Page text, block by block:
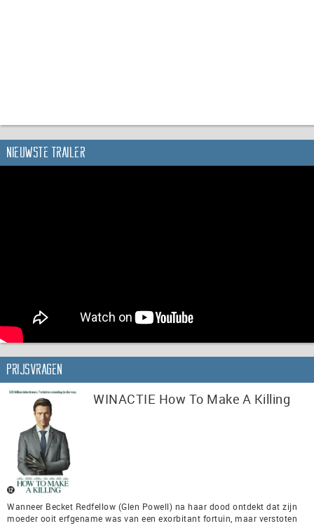
Nieuwste trailer
Prijsvragen
WINACTIE How To Make A Killing
Wanneer Becket Redfellow (Glen Powell) na haar dood ontdekt dat zijn
moeder ooit erfgename was van een exorbitant fortuin, maar verstoten